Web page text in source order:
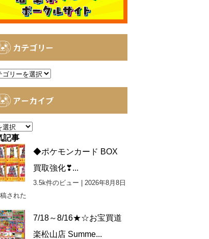
カテゴリー
アーカイブ
記事
◆ポケモンカード BOX
買取強化❣...
3.5k件のビュー
2026年8月8日
された
7/18～8/16★☆お宝買道
楽松山店 Summe...